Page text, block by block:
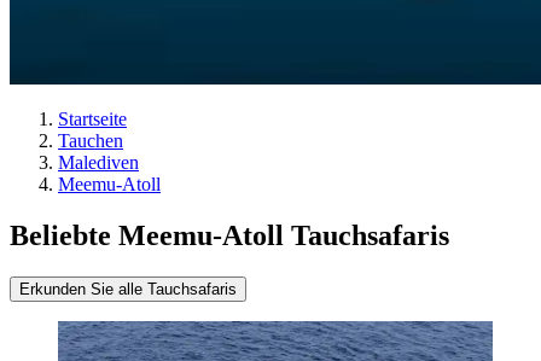
Startseite
Tauchen
Malediven
Meemu-Atoll
Beliebte Meemu-Atoll Tauchsafaris
Erkunden Sie alle Tauchsafaris